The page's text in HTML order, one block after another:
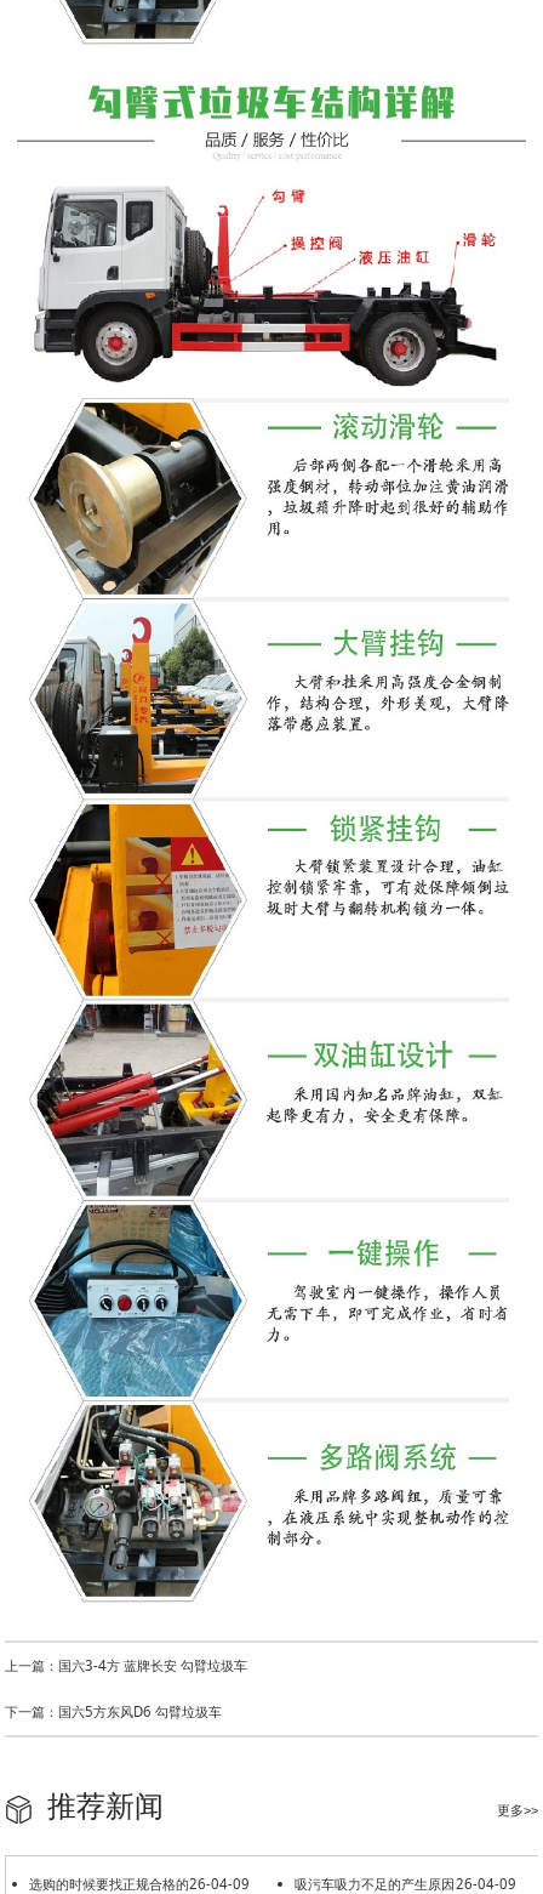
上一篇：国六3-4方 蓝牌长安 勾臂垃圾车
下一篇：国六5方东风D6 勾臂垃圾车
更多>>
推荐新闻
26-04-09
选购的时候要找正规合格的 26-04-09
吸污车吸力不足的产生原因